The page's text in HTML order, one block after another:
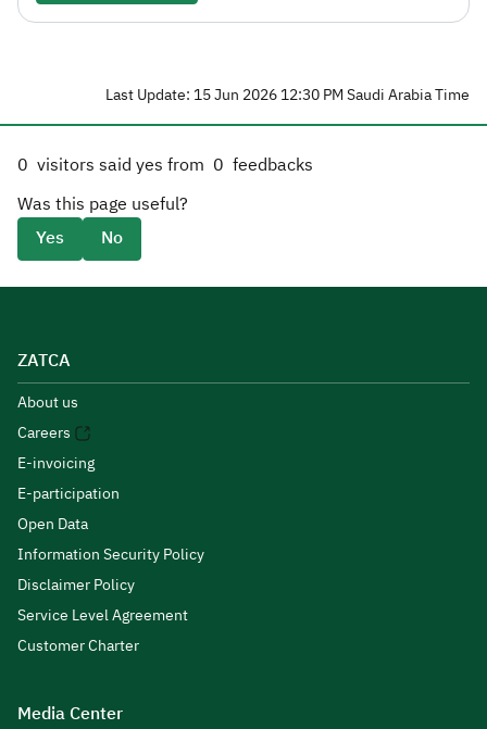
Last Update: 15 Jun 2026 12:30 PM Saudi Arabia Time
0 visitors said yes from 0 feedbacks
Was this page useful?
Yes
No
ZATCA
About us
Careers
E-invoicing
E-participation
Open Data
Information Security Policy
Disclaimer Policy
Service Level Agreement
Customer Charter
Media Center